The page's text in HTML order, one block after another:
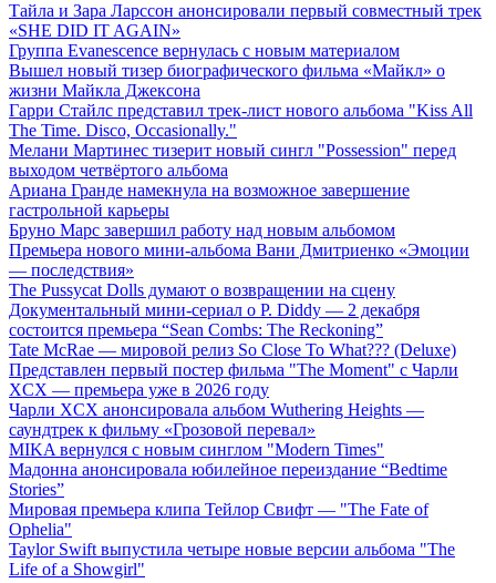
Тайла и Зара Ларссон анонсировали первый совместный трек
«SHE DID IT AGAIN»
Группа Evanescence вернулась с новым материалом
Вышел новый тизер биографического фильма «Майкл» о
жизни Майкла Джексона
Гарри Стайлс представил трек-лист нового альбома "Kiss All
The Time. Disco, Occasionally."
Мелани Мартинес тизерит новый сингл "Possession" перед
выходом четвёртого альбома
Ариана Гранде намекнула на возможное завершение
гастрольной карьеры
Бруно Марс завершил работу над новым альбомом
Премьера нового мини-альбома Вани Дмитриенко «Эмоции
— последствия»
The Pussycat Dolls думают о возвращении на сцену
Документальный мини-сериал о P. Diddy — 2 декабря
состоится премьера “Sean Combs: The Reckoning”
Tate McRae — мировой релиз So Close To What??? (Deluxe)
Представлен первый постер фильма "The Moment" с Чарли
XCX — премьера уже в 2026 году
Чарли XCX анонсировала альбом Wuthering Heights —
саундтрек к фильму «Грозовой перевал»
MIKA вернулся с новым синглом "Modern Times"
Мадонна анонсировала юбилейное переиздание “Bedtime
Stories”
Мировая премьера клипа Тейлор Свифт — "The Fate of
Ophelia"
Taylor Swift выпустила четыре новые версии альбома "The
Life of a Showgirl"